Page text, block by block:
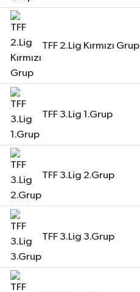
TFF 2.Lig Kırmızı Grup
TFF 3.Lig 1.Grup
TFF 3.Lig 2.Grup
TFF 3.Lig 3.Grup